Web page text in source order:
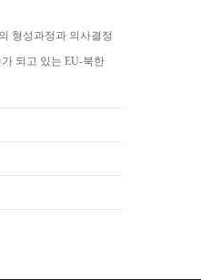
형성과정과 의사결정
되고 있는 EU-북한